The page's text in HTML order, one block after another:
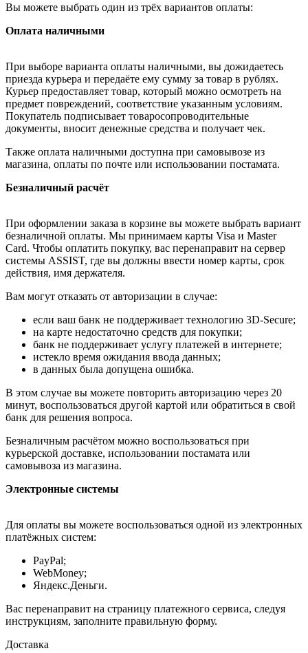
Вы можете выбрать один из трёх вариантов оплаты:
Оплата наличными
При выборе варианта оплаты наличными, вы дожидаетесь
приезда курьера и передаёте ему сумму за товар в рублях.
Курьер предоставляет товар, который можно осмотреть на
предмет повреждений, соответствие указанным условиям.
Покупатель подписывает товаросопроводительные
документы, вносит денежные средства и получает чек.
Также оплата наличными доступна при самовывозе из
магазина, оплаты по почте или использовании постамата.
Безналичный расчёт
При оформлении заказа в корзине вы можете выбрать вариант
безналичной оплаты. Мы принимаем карты Visa и Master
Card. Чтобы оплатить покупку, вас перенаправит на сервер
системы ASSIST, где вы должны ввести номер карты, срок
действия, имя держателя.
Вам могут отказать от авторизации в случае:
если ваш банк не поддерживает технологию 3D-Secure;
на карте недостаточно средств для покупки;
банк не поддерживает услугу платежей в интернете;
истекло время ожидания ввода данных;
в данных была допущена ошибка.
В этом случае вы можете повторить авторизацию через 20
минут, воспользоваться другой картой или обратиться в свой
банк для решения вопроса.
Безналичным расчётом можно воспользоваться при
курьерской доставке, использовании постамата или
самовывоза из магазина.
Электронные системы
Для оплаты вы можете воспользоваться одной из электронных
платёжных систем:
PayPal;
WebMoney;
Яндекс.Деньги.
Вас перенаправит на страницу платежного сервиса, следуя
инструкциям, заполните правильную форму.
Доставка